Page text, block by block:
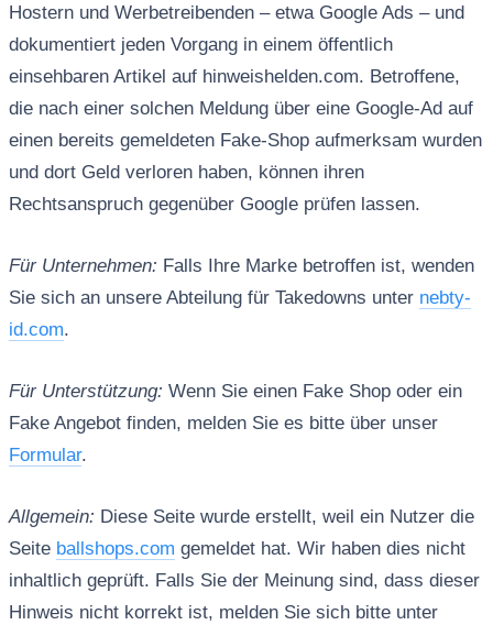
Hostern und Werbetreibenden – etwa Google Ads – und
dokumentiert jeden Vorgang in einem öffentlich
einsehbaren Artikel auf hinweishelden.com. Betroffene,
die nach einer solchen Meldung über eine Google-Ad auf
einen bereits gemeldeten Fake-Shop aufmerksam wurden
und dort Geld verloren haben, können ihren
Rechtsanspruch gegenüber Google prüfen lassen.
Für Unternehmen: Falls Ihre Marke betroffen ist, wenden
Sie sich an unsere Abteilung für Takedowns unter nebty-
id.com.
Für Unterstützung: Wenn Sie einen Fake Shop oder ein
Fake Angebot finden, melden Sie es bitte über unser
Formular.
Allgemein: Diese Seite wurde erstellt, weil ein Nutzer die
Seite ballshops.com gemeldet hat. Wir haben dies nicht
inhaltlich geprüft. Falls Sie der Meinung sind, dass dieser
Hinweis nicht korrekt ist, melden Sie sich bitte unter